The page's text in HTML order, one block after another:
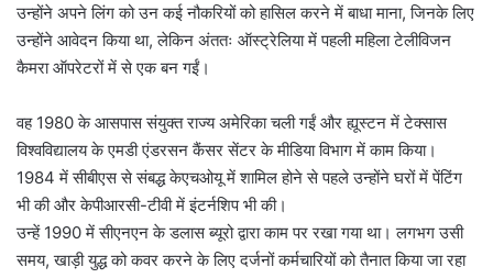
उन्होंने अपने लिंग को उन कई नौकरियों को हासिल करने में बाधा माना, जिनके लिए
उन्होंने आवेदन किया था, लेकिन अंततः ऑस्ट्रेलिया में पहली महिला टेलीविजन
कैमरा ऑपरेटरों में से एक बन गईं।
वह 1980 के आसपास संयुक्त राज्य अमेरिका चली गईं और ह्यूस्टन में टेक्सास
विश्वविद्यालय के एमडी एंडरसन कैंसर सेंटर के मीडिया विभाग में काम किया।
1984 में सीबीएस से संबद्ध केएचओयू में शामिल होने से पहले उन्होंने घरों में पेंटिंग
भी की और केपीआरसी-टीवी में इंटर्नशिप भी की।
उन्हें 1990 में सीएनएन के डलास ब्यूरो द्वारा काम पर रखा गया था। लगभग उसी
समय, खाड़ी युद्ध को कवर करने के लिए दर्जनों कर्मचारियों को तैनात किया जा रहा